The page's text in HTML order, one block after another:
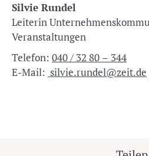
Silvie Rundel
Leiterin Unternehmenskommunikation und
Veranstaltungen
Telefon: 040 / 32 80 – 344
E-Mail: silvie.rundel@zeit.de